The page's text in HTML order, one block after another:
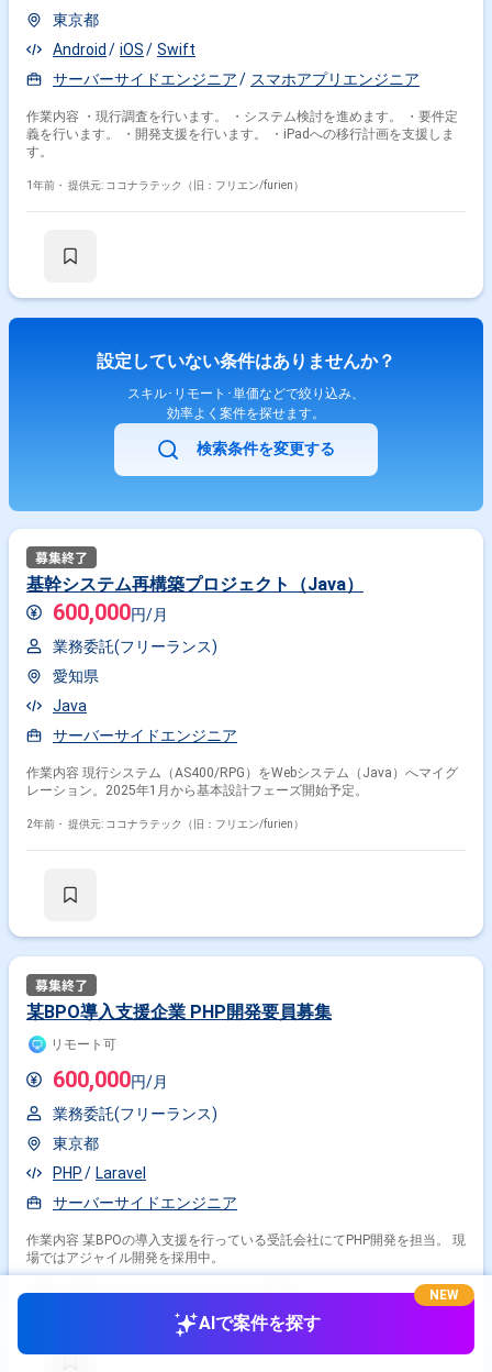
東京都
Android
iOS
Swift
サーバーサイドエンジニア
スマホアプリエンジニア
作業内容 ・現行調査を行います。 ・システム検討を進めます。 ・要件定
義を行います。 ・開発支援を行います。 ・iPadへの移行計画を支援しま
す。
1年前・ 提供元: ココナラテック（旧：フリエン/furien）
設定していない条件はありませんか？
スキル･リモート･単価などで絞り込み、
効率よく案件を探せます。
検索条件を変更する
基幹システム再構築プロジェクト（Java）
600,000円/月
業務委託(フリーランス)
愛知県
Java
サーバーサイドエンジニア
作業内容 現行システム（AS400/RPG）をWebシステム（Java）へマイグ
レーション。2025年1月から基本設計フェーズ開始予定。
2年前・ 提供元: ココナラテック（旧：フリエン/furien）
某BPO導入支援企業 PHP開発要員募集
リモート可
600,000円/月
業務委託(フリーランス)
東京都
PHP
Laravel
サーバーサイドエンジニア
作業内容 某BPOの導入支援を行っている受託会社にてPHP開発を担当。 現
場ではアジャイル開発を採用中。
2年前・提供元: ココナラテック（旧：フリエン/furien）
AIで案件を探す
NEW